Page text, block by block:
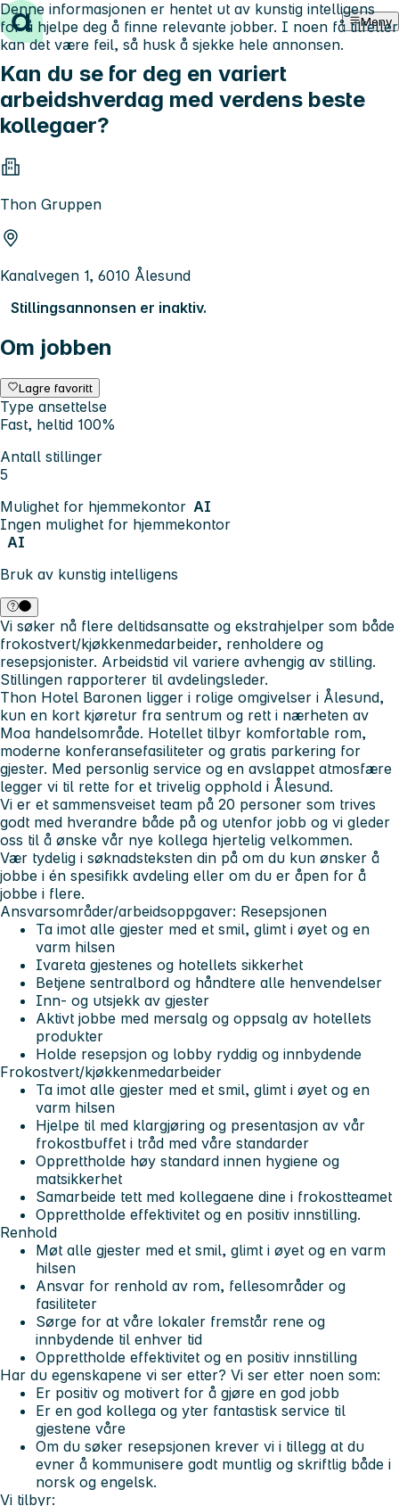
Hopp til innhold Meny
Kan du se for deg en variert
arbeidshverdag med verdens beste
kollegaer?
Thon Gruppen
Kanalvegen 1, 6010 Ålesund
Stillingsannonsen er inaktiv.
Om jobben
Lagre favoritt
Type ansettelse
Fast, heltid 100%
Antall stillinger
5
Mulighet for hjemmekontor AI
Ingen mulighet for hjemmekontor
AI
Bruk av kunstig intelligens
Denne informasjonen er hentet ut av kunstig intelligens
for å hjelpe deg å finne relevante jobber. I noen få tilfeller
kan det være feil, så husk å sjekke hele annonsen.
Vi søker nå flere deltidsansatte og ekstrahjelper som både
frokostvert/kjøkkenmedarbeider, renholdere og
resepsjonister. Arbeidstid vil variere avhengig av stilling.
Stillingen rapporterer til avdelingsleder.
Thon Hotel Baronen ligger i rolige omgivelser i Ålesund,
kun en kort kjøretur fra sentrum og rett i nærheten av
Moa handelsområde. Hotellet tilbyr komfortable rom,
moderne konferansefasiliteter og gratis parkering for
gjester. Med personlig service og en avslappet atmosfære
legger vi til rette for et trivelig opphold i Ålesund.
Vi er et sammensveiset team på 20 personer som trives
godt med hverandre både på og utenfor jobb og vi gleder
oss til å ønske vår nye kollega hjertelig velkommen.
Vær tydelig i søknadsteksten din på om du kun ønsker å
jobbe i én spesifikk avdeling eller om du er åpen for å
jobbe i flere.
Ansvarsområder/arbeidsoppgaver: Resepsjonen
Ta imot alle gjester med et smil, glimt i øyet og en
varm hilsen
Ivareta gjestenes og hotellets sikkerhet
Betjene sentralbord og håndtere alle henvendelser
Inn- og utsjekk av gjester
Aktivt jobbe med mersalg og oppsalg av hotellets
produkter
Holde resepsjon og lobby ryddig og innbydende
Frokostvert/kjøkkenmedarbeider
Ta imot alle gjester med et smil, glimt i øyet og en
varm hilsen
Hjelpe til med klargjøring og presentasjon av vår
frokostbuffet i tråd med våre standarder
Opprettholde høy standard innen hygiene og
matsikkerhet
Samarbeide tett med kollegaene dine i frokostteamet
Opprettholde effektivitet og en positiv innstilling.
Renhold
Møt alle gjester med et smil, glimt i øyet og en varm
hilsen
Ansvar for renhold av rom, fellesområder og
fasiliteter
Sørge for at våre lokaler fremstår rene og
innbydende til enhver tid
Opprettholde effektivitet og en positiv innstilling
Har du egenskapene vi ser etter? Vi ser etter noen som:
Er positiv og motivert for å gjøre en god jobb
Er en god kollega og yter fantastisk service til
gjestene våre
Om du søker resepsjonen krever vi i tillegg at du
evner å kommunisere godt muntlig og skriftlig både i
norsk og engelsk.
Vi tilbyr: